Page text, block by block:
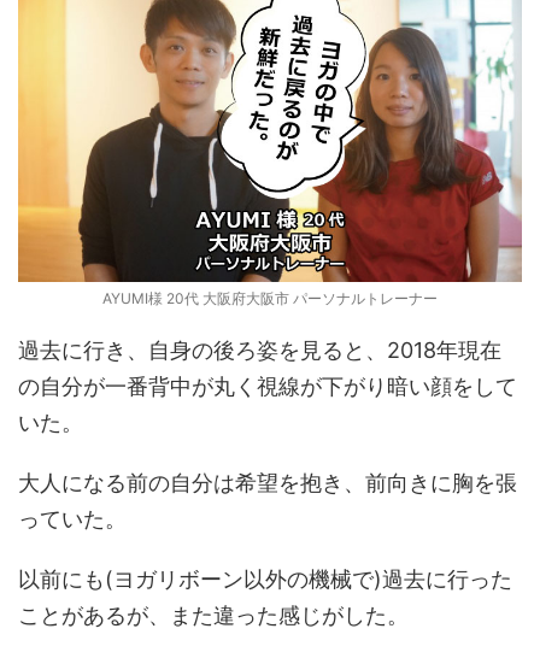
AYUMI様 20代 大阪府大阪市 パーソナルトレーナー
過去に行き、自身の後ろ姿を見ると、2018年現在
の自分が一番背中が丸く視線が下がり暗い顔をして
いた。
大人になる前の自分は希望を抱き、前向きに胸を張
っていた。
以前にも(ヨガリボーン以外の機械で)過去に行った
ことがあるが、また違った感じがした。